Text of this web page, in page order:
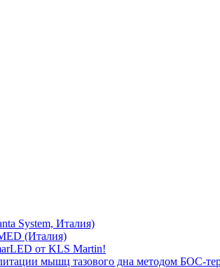
System, Италия)
(Италия)
от KLS Martin!
мышц тазового дна методом БОС-